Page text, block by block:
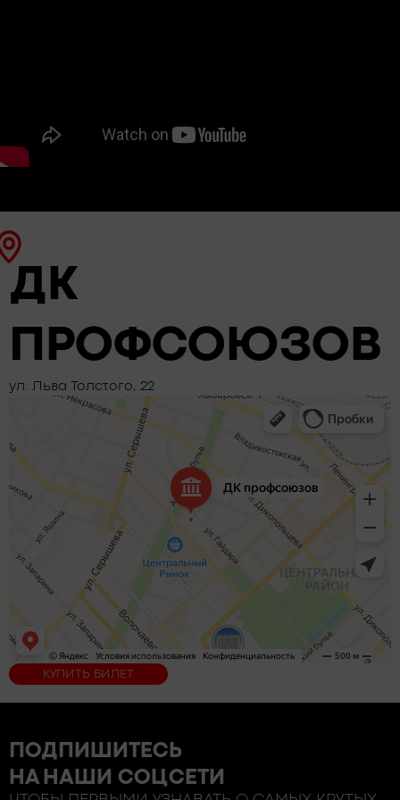
ДК
ПРОФСОЮЗОВ
ул. Льва Толстого, 22
КУПИТЬ БИЛЕТ
ПОДПИШИТЕСЬ
НА НАШИ СОЦСЕТИ